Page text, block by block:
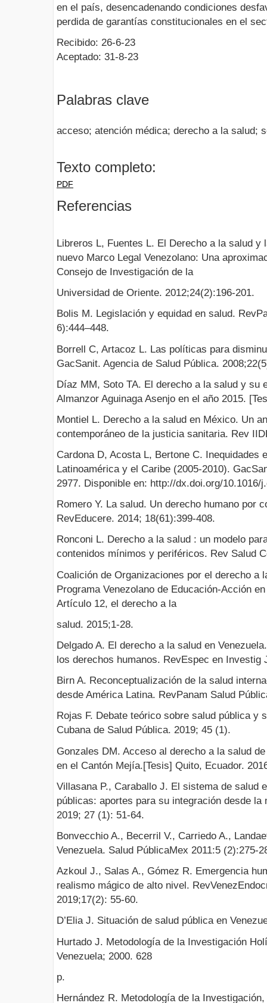
en el país, desencadenando condiciones
perdida de garantías constitucionales en el
Recibido: 26-6-23
Aceptado: 31-8-23
Palabras clave
acceso; atención médica; derecho a la salud;
Texto completo:
PDF
Referencias
Libreros L, Fuentes L. El Derecho a la salud y
nuevo Marco Legal Venezolano: Una
Consejo de Investigación de la
Universidad de Oriente. 2012;24(2):196-201.
Bolis M. Legislación y equidad en salud.
6):444–448.
Borrell C, Artacoz L. Las políticas para
GacSanit. Agencia de Salud Pública.
Díaz MM, Soto TA. El derecho a la salud y su
Almanzor Aguinaga Asenjo en el año 2015.
Montiel L. Derecho a la salud en México. Un
contemporáneo de la justicia sanitaria. Rev
Cardona D, Acosta L, Bertone C. Inequidades
Latinoamérica y el Caribe (2005-2010).
2977. Disponible en: http://dx.doi.org/10.1016/
Romero Y. La salud. Un derecho humano por
RevEducere. 2014; 18(61):399-408.
Ronconi L. Derecho a la salud : un modelo
contenidos mínimos y periféricos. Rev Salud
Coalición de Organizaciones por el derecho a
Programa Venezolano de Educación-Acción
Artículo 12, el derecho a la
salud. 2015;1-28.
Delgado A. El derecho a la salud en
los derechos humanos. RevEspec en Investig
Birn A. Reconceptualización de la salud
desde América Latina. RevPanam Salud
Rojas F. Debate teórico sobre salud pública y
Cubana de Salud Pública. 2019; 45 (1).
Gonzales DM. Acceso al derecho a la salud
en el Cantón Mejía.[Tesis] Quito, Ecuador.
Villasana P., Caraballo J. El sistema de salud
públicas: aportes para su integración desde
2019; 27 (1): 51-64.
Bonvecchio A., Becerril V., Carriedo A.,
Venezuela. Salud PúblicaMex 2011:5 (2):275-
Azkoul J., Salas A., Gómez R. Emergencia
realismo mágico de alto nivel.
2019;17(2): 55-60.
D’Elia J. Situación de salud pública en
Hurtado J. Metodología de la Investigación
Venezuela; 2000. 628
p.
Hernández R. Metodología de la